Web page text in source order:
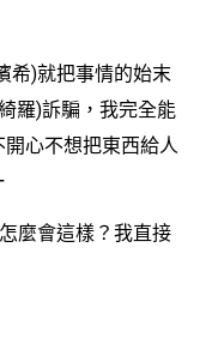
)就把事情的始末
羅)訴騙，我完全能
心不想把東西給人
麼會這樣？我直接